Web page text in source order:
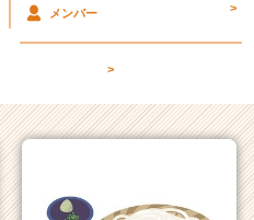
メンバー >
>